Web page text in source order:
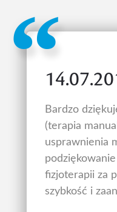
Bardzo
(terapia
usprawnienia
podziękowanie
fizjoterapii za
szybkość i